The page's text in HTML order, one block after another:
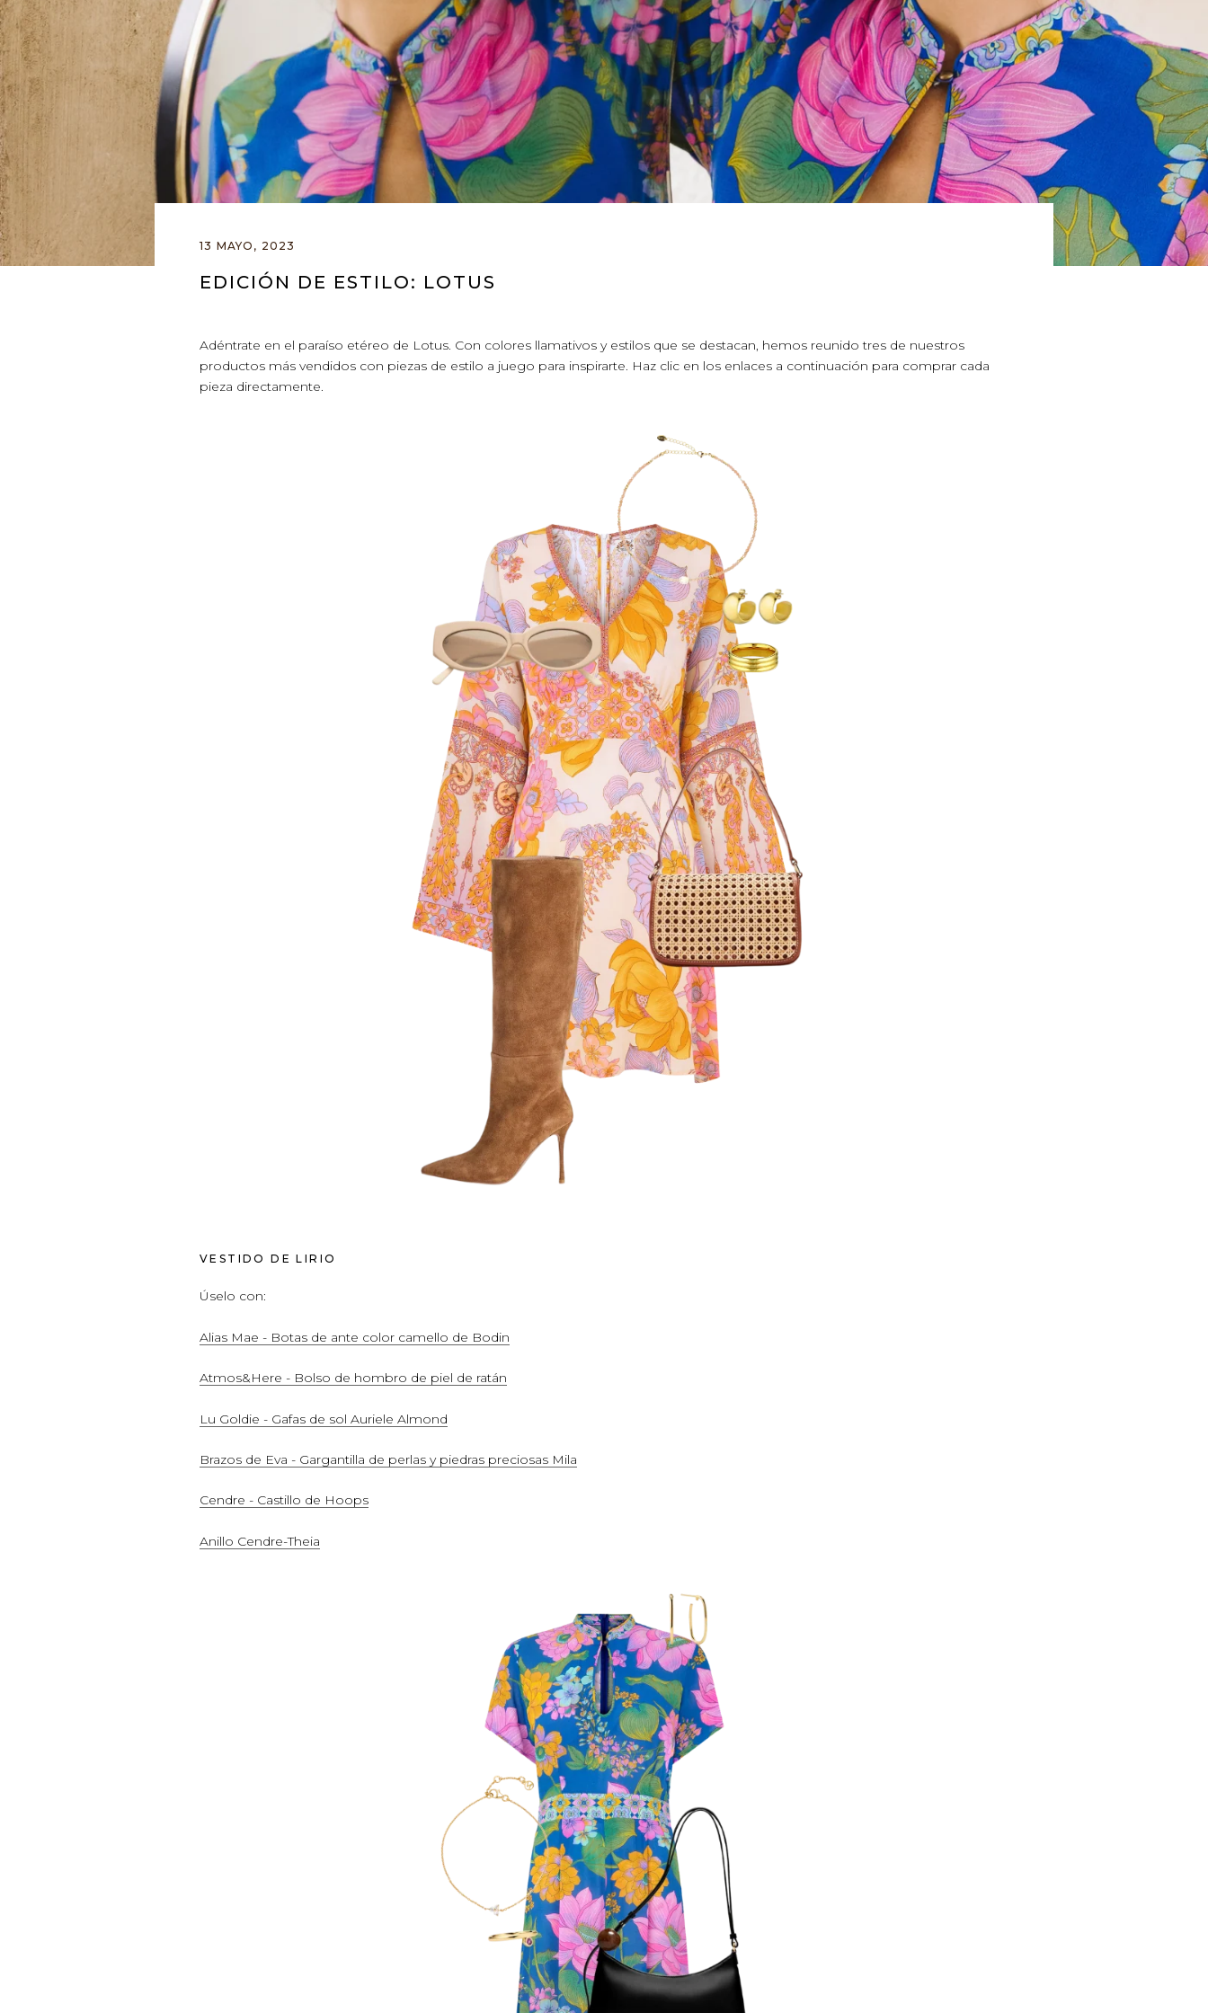
13 MAYO, 2023
EDICIÓN DE ESTILO: LOTUS
Adéntrate en el paraíso etéreo de Lotus. Con colores llamativos y estilos que se destacan, hemos reunido tres de nuestros
productos más vendidos con piezas de estilo a juego para inspirarte. Haz clic en los enlaces a continuación para comprar cada
pieza directamente.
VESTIDO DE LIRIO
Úselo con:
Alias ​​Mae - Botas de ante color camello de Bodin
Atmos&Here - Bolso de hombro de piel de ratán
Lu Goldie - Gafas de sol Auriele Almond
Brazos de Eva - Gargantilla de perlas y piedras preciosas Mila
Cendre - Castillo de Hoops
Anillo Cendre-Theia